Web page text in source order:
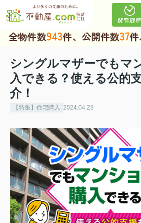
閲覧履歴
全物件数943件、公開件数37
シングルマザーでもマ
入できる？使える公的
介！
【特集】住宅購入 2024.04.23